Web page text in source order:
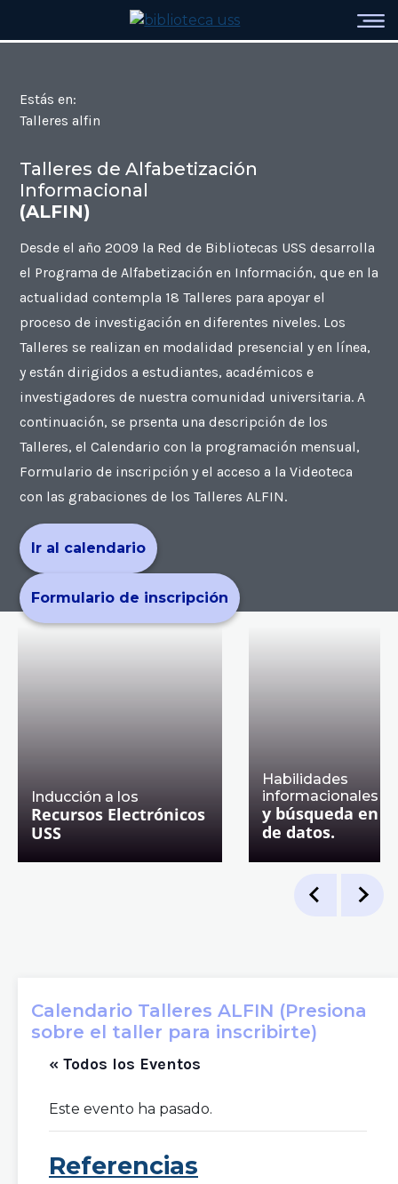
Estás en:
Talleres alfin
Talleres de Alfabetización
Informacional
(ALFIN)
Desde el año 2009 la Red de Bibliotecas USS desarrolla
el Programa de Alfabetización en Información, que en la
actualidad contempla 18 Talleres para apoyar el
proceso de investigación en diferentes niveles. Los
Talleres se realizan en modalidad presencial y en línea,
y están dirigidos a estudiantes, académicos e
investigadores de nuestra comunidad universitaria. A
continuación, se prsenta una descripción de los
Talleres, el Calendario con la programación mensual,
Formulario de inscripción y el acceso a la Videoteca
con las grabaciones de los Talleres ALFIN.
Ir al calendario
Formulario de inscripción
Inducción a los
Recursos Electrónicos
USS
Habilidades
informacionales
y búsqueda en
de datos.
Calendario Talleres ALFIN (Presiona
sobre el taller para inscribirte)
« Todos los Eventos
Este evento ha pasado.
Referencias